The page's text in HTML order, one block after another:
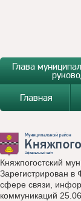
Глава
Главная
Княжпогостский
Зарегистрирован в
сфере связи,
коммуникаций